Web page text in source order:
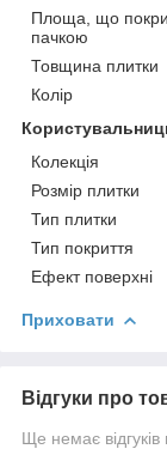
Площа, що
пачкою
Товщина плитки
Колір
Колекція
Розмір плитки
Тип плитки
Тип покриття
Ефект поверхні
Приховати
Відгуки про
Ще немає